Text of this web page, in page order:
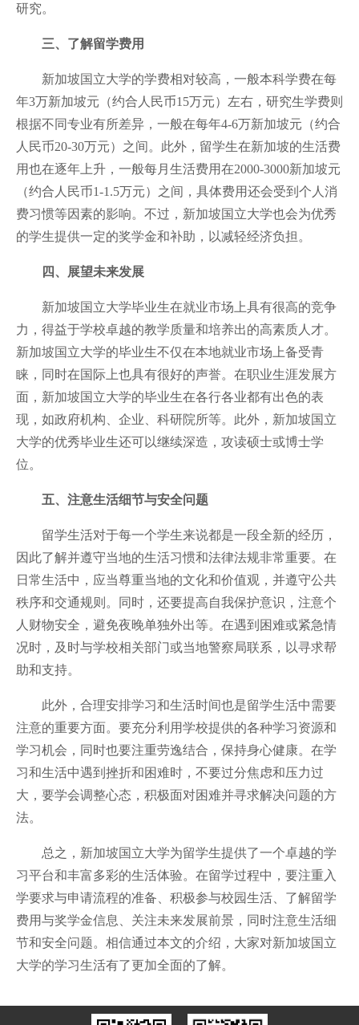
研究。
三、了解留学费用
新加坡国立大学的学费相对较高，一般本科学费在每
年3万新加坡元（约合人民币15万元）左右，研究生学费则
根据不同专业有所差异，一般在每年4-6万新加坡元（约合
人民币20-30万元）之间。此外，留学生在新加坡的生活费
用也在逐年上升，一般每月生活费用在2000-3000新加坡元
（约合人民币1-1.5万元）之间，具体费用还会受到个人消
费习惯等因素的影响。不过，新加坡国立大学也会为优秀
的学生提供一定的奖学金和补助，以减轻经济负担。
四、展望未来发展
新加坡国立大学毕业生在就业市场上具有很高的竞争
力，得益于学校卓越的教学质量和培养出的高素质人才。
新加坡国立大学的毕业生不仅在本地就业市场上备受青
睐，同时在国际上也具有很好的声誉。在职业生涯发展方
面，新加坡国立大学的毕业生在各行各业都有出色的表
现，如政府机构、企业、科研院所等。此外，新加坡国立
大学的优秀毕业生还可以继续深造，攻读硕士或博士学
位。
五、注意生活细节与安全问题
留学生活对于每一个学生来说都是一段全新的经历，
因此了解并遵守当地的生活习惯和法律法规非常重要。在
日常生活中，应当尊重当地的文化和价值观，并遵守公共
秩序和交通规则。同时，还要提高自我保护意识，注意个
人财物安全，避免夜晚单独外出等。在遇到困难或紧急情
况时，及时与学校相关部门或当地警察局联系，以寻求帮
助和支持。
此外，合理安排学习和生活时间也是留学生活中需要
注意的重要方面。要充分利用学校提供的各种学习资源和
学习机会，同时也要注重劳逸结合，保持身心健康。在学
习和生活中遇到挫折和困难时，不要过分焦虑和压力过
大，要学会调整心态，积极面对困难并寻求解决问题的方
法。
总之，新加坡国立大学为留学生提供了一个卓越的学
习平台和丰富多彩的生活体验。在留学过程中，要注重入
学要求与申请流程的准备、积极参与校园生活、了解留学
费用与奖学金信息、关注未来发展前景，同时注意生活细
节和安全问题。相信通过本文的介绍，大家对新加坡国立
大学的学习生活有了更加全面的了解。